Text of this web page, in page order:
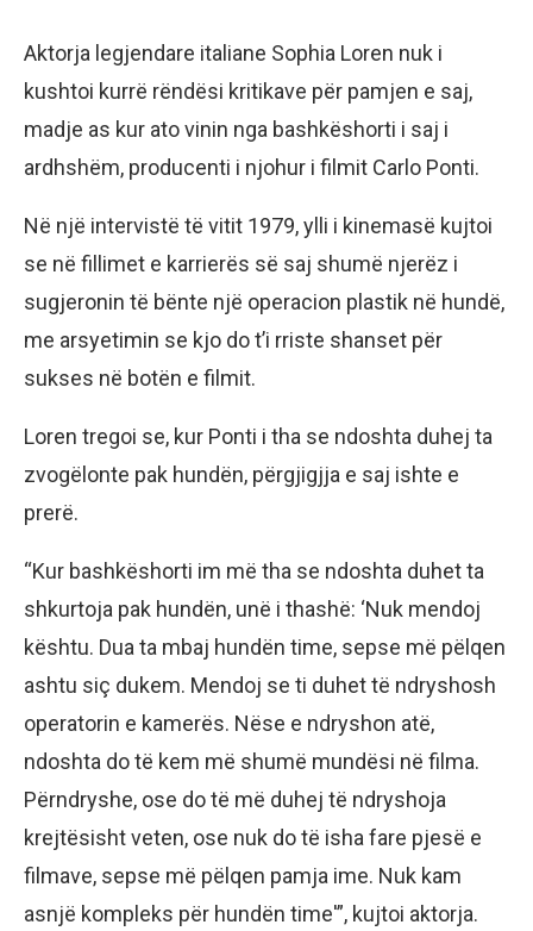
Aktorja legjendare italiane Sophia Loren nuk i
kushtoi kurrë rëndësi kritikave për pamjen e saj,
madje as kur ato vinin nga bashkëshorti i saj i
ardhshëm, producenti i njohur i filmit Carlo Ponti.
Në një intervistë të vitit 1979, ylli i kinemasë kujtoi
se në fillimet e karrierës së saj shumë njerëz i
sugjeronin të bënte një operacion plastik në hundë,
me arsyetimin se kjo do t’i rriste shanset për
sukses në botën e filmit.
Loren tregoi se, kur Ponti i tha se ndoshta duhej ta
zvogëlonte pak hundën, përgjigjja e saj ishte e
prerë.
“Kur bashkëshorti im më tha se ndoshta duhet ta
shkurtoja pak hundën, unë i thashë: ‘Nuk mendoj
kështu. Dua ta mbaj hundën time, sepse më pëlqen
ashtu siç dukem. Mendoj se ti duhet të ndryshosh
operatorin e kamerës. Nëse e ndryshon atë,
ndoshta do të kem më shumë mundësi në filma.
Përndryshe, ose do të më duhej të ndryshoja
krejtësisht veten, ose nuk do të isha fare pjesë e
filmave, sepse më pëlqen pamja ime. Nuk kam
asnjë kompleks për hundën time'”, kujtoi aktorja.